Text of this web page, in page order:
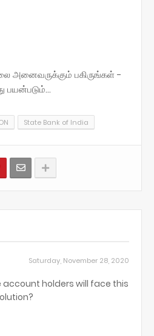
அனைவருக்கும் பகிருங்கள் -
பயன்படும்...
State Bank of India
Saturday, November 28, 2020
account holders will face this